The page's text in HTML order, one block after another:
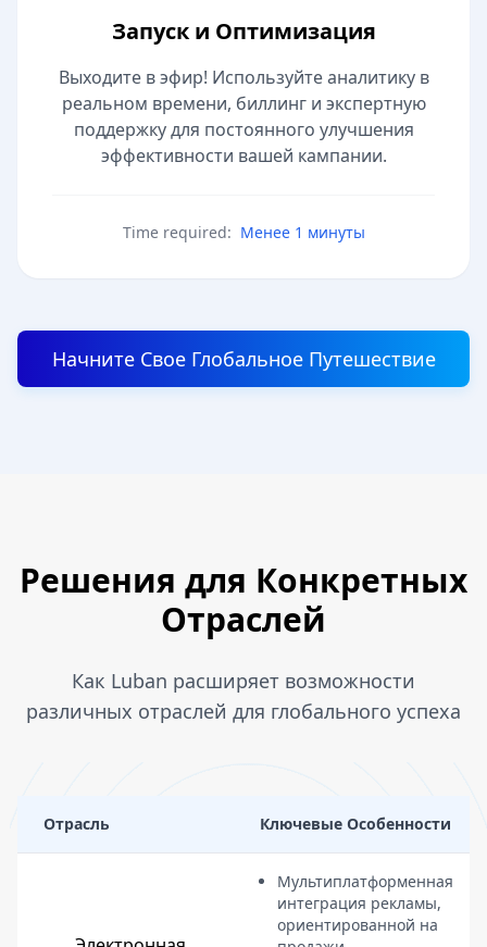
Запуск и Оптимизация
Выходите в эфир! Используйте аналитику в
реальном времени, биллинг и экспертную
поддержку для постоянного улучшения
эффективности вашей кампании.
Time required: Менее 1 минуты
Начните Свое Глобальное Путешествие
Решения для Конкретных
Отраслей
Как Luban расширяет возможности
различных отраслей для глобального успеха
Отрасль Ключевые Особенности
Мультиплатформенная
интеграция рекламы,
ориентированной на